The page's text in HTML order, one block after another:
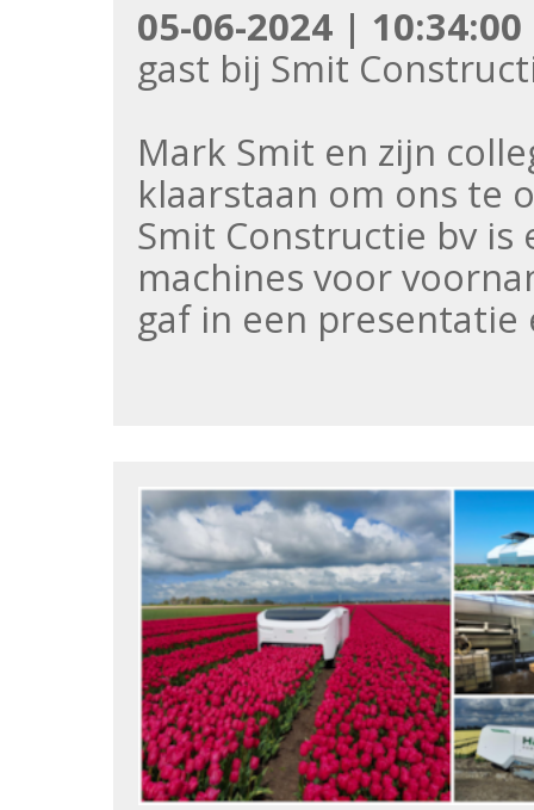
05-06-2024 | 10:34:00
gast bij Smit
Mark Smit en zijn
klaarstaan om ons te
Smit Constructie bv
machines voor
gaf in een